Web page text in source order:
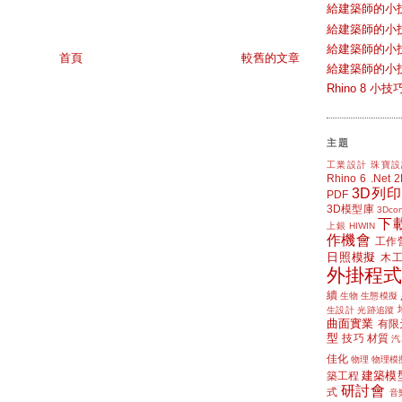
較舊的文章
首頁
給建築師的小
給建築師的小
給建築師的小
給建築師的小
Rhino 8 小技
主題
工業設計 珠寶
Rhino 6 .Net
PDF 3D列印
3D模型庫
上銀 HIWIN 下
作機會 工作
日照模擬 木
外掛程式
續 生物 生態模擬
生設計 光跡追蹤
曲面實業 有限
型 技巧 材質
佳化 物理 物理模
築工程 建築模
式 研討會 音